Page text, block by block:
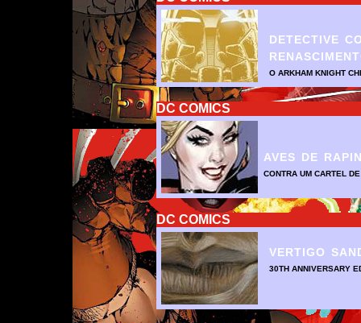
DETECTIVE
O ARKHAM KNIGHT
DC COMICS
AVES DE
CONTRA UM CARTEL
DC COMICS
VERTIGO
30TH ANNIVERSARY